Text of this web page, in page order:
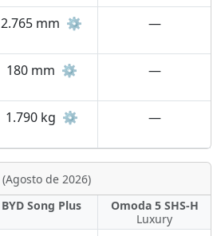
2.765 mm ⚙️ —
180 mm ⚙️ —
1.790 kg ⚙️ —
(Agosto de 2026)
BYD Song Plus
Omoda 5 SHS-H
Luxury